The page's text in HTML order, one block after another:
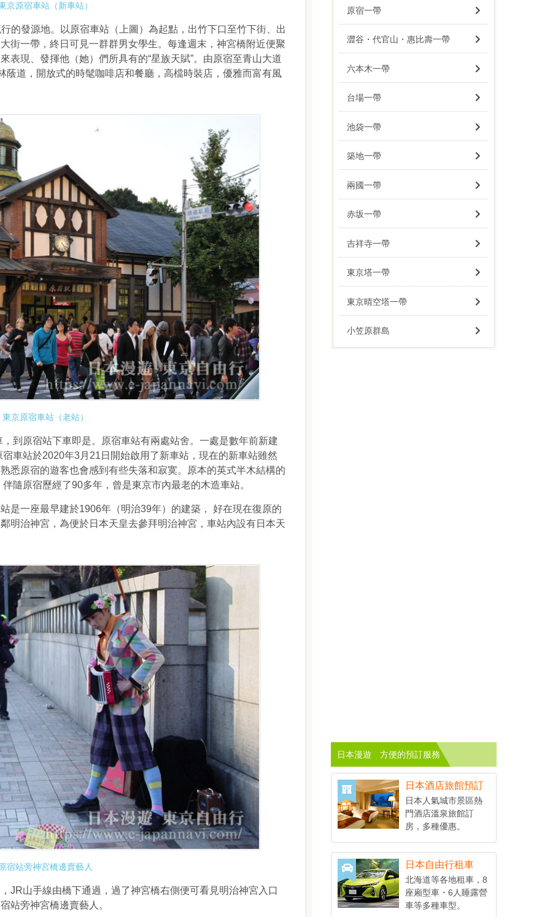
京原宿車站（新車站）
發源地。以原宿車站（上圖）為起點，出竹下口至竹下街、出
街一帶，終日可見一群群男女學生。每逢週末，神宮橋附近便聚
表現、發揮他（她）們所具有的“星族天賦”。由原宿至青山大道
蔭道，開放式的時髦咖啡店和餐廳，高檔時裝店，優雅而富有風
東京原宿車站（老站）
原宿站下車即是。原宿車站有兩處站舍。一處是數年前新建
車站於2020年3月21日開始啟用了新車站，現在的新車站雖然
悉原宿的遊客也會感到有些失落和寂寞。原本的英式半木結構的
隨原宿歷經了90多年，曾是東京市內最老的木造車站。
一座最早建於1906年（明治39年）的建築， 好在現在復原的
明治神宮，為便於日本天皇去參拜明治神宮，車站內設有日本天
原宿站旁神宮橋邊賣藝人
山手線由橋下通過，過了神宮橋右側便可看見明治神宮入口
站旁神宮橋邊賣藝人。
原宿一帶
澀谷・代官山・惠比壽一帶
六本木一帶
台場一帶
池袋一帶
築地一帶
兩國一帶
赤坂一帶
吉祥寺一帶
東京塔一帶
東京晴空塔一帶
小笠原群島
日本漫遊 方便的預訂服務
日本酒店旅館預訂
日本人氣城市景區熱
門酒店溫泉旅館訂
房，多種優惠。
日本自由行租車
北海道等各地租車，8
座廂型車・6人睡露營
車等多種車型。